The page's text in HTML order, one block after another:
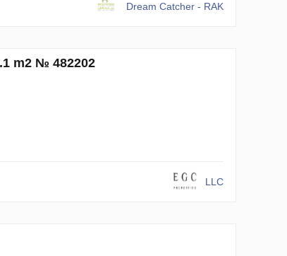
Dream Catcher - RAK
m2 № 482202
LLC